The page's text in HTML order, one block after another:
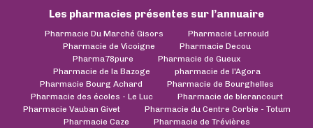
Les pharmacies présentes sur l’annuaire
Pharmacie Du Marché Gisors
Pharmacie Lernould
Pharmacie de Vicoigne
Pharmacie Decou
Pharma78pure
Pharmacie de Gueux
Pharmacie de la Bazoge
pharmacie de l'Agora
Pharmacie Bourg Achard
Pharmacie de Bourghelles
Pharmacie des écoles - Le Luc
Pharmacie de blerancourt
Pharmacie Vauban Givet
Pharmacie du Centre Corbie - Totum
Pharmacie Caze
Pharmacie de Trévières